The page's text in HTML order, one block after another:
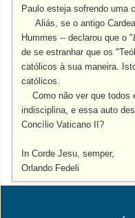
Paulo esteja sofrendo uma
Aliás, se o antigo
Hummes -- declarou que o "
de se estranhar que os
católicos à sua maneira.
católicos.
Como não ver que todos
indisciplina, e essa auto
Concílio Vaticano II?
In Corde Jesu, semper,
Orlando Fedeli